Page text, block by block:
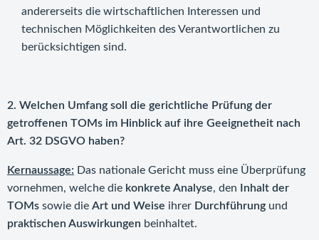
andererseits die wirtschaftlichen Interessen und
technischen Möglichkeiten des Verantwortlichen zu
berücksichtigen sind.
2. Welchen Umfang soll die gerichtliche Prüfung der
getroffenen TOMs im Hinblick auf ihre Geeignetheit nach
Art. 32 DSGVO haben?
Kernaussage: Das nationale Gericht muss eine Überprüfung
vornehmen, welche die konkrete Analyse, den
Inhalt der
TOMs sowie die Art und Weise ihrer Durchführung und
praktischen Auswirkungen beinhaltet.